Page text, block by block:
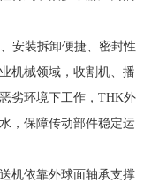
安装拆卸便捷、密封性
机械领域，收割机、播
劣环境下工作，THK外
，保障传动部件稳定运
机依靠外球面轴承支撑